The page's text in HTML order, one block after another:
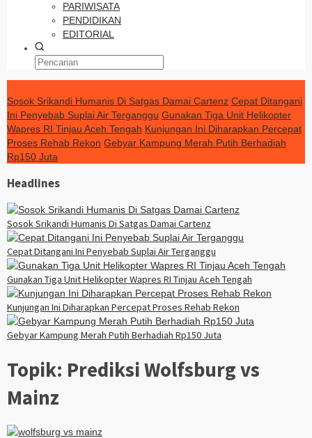
PARIWISATA
PENDIDIKAN
EDITORIAL
Sosok Srikandi Humanis Di Satgas Damai Cartenz Cepat Ditangani
Ini Penyebab Suplai Air Terganggu Gunakan Tiga Unit Helikopter
Wapres RI Tinjau Aceh Tengah Kunjungan Ini Diharapkan Percepat
Proses Rehab Rekon Gebyar Kampung Merah Putih Berhadiah
Rp150 Juta
Headlines
Sosok Srikandi Humanis Di Satgas Damai Cartenz
Cepat Ditangani Ini Penyebab Suplai Air Terganggu
Gunakan Tiga Unit Helikopter Wapres RI Tinjau Aceh Tengah
Kunjungan Ini Diharapkan Percepat Proses Rehab Rekon
Gebyar Kampung Merah Putih Berhadiah Rp150 Juta
Topik: Prediksi Wolfsburg vs
Mainz